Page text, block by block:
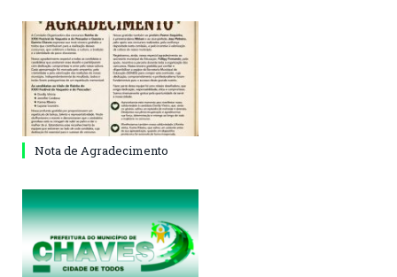
Nota de Agradecimento